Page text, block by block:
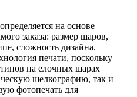
на основе
заказа: размер шаров,
сложность дизайна.
печати, поскольку
на елочных шарах
шелкографию, так и
фотопечать для